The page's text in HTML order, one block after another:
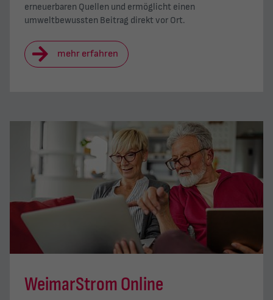
erneuerbaren Quellen und ermöglicht einen
umweltbewussten Beitrag direkt vor Ort.
mehr erfahren
WeimarStrom Online